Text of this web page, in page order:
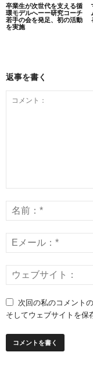
卒業生が次世代を支える循
環モデルへーー研究コーチ
若手の会を発足、初の活動
を実施
返事を書く
次回の私のコメント
そしてウェブサイトを保